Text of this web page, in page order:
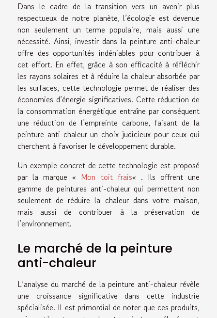
Dans le cadre de la transition vers un avenir plus
respectueux de notre planète, l’écologie est devenue
non seulement un terme populaire, mais aussi une
nécessité. Ainsi, investir dans la peinture anti-chaleur
offre des opportunités indéniables pour contribuer à
cet effort. En effet, grâce à son efficacité à réfléchir
les rayons solaires et à réduire la chaleur absorbée par
les surfaces, cette technologie permet de réaliser des
économies d’énergie significatives. Cette réduction de
la consommation énergétique entraîne par conséquent
une réduction de l’empreinte carbone, faisant de la
peinture anti-chaleur un choix judicieux pour ceux qui
cherchent à favoriser le développement durable.
Un exemple concret de cette technologie est proposé
par la marque « Mon toit frais« . Ils offrent une
gamme de peintures anti-chaleur qui permettent non
seulement de réduire la chaleur dans votre maison,
mais aussi de contribuer à la préservation de
l’environnement.
Le marché de la peinture
anti-chaleur
L’analyse du marché de la peinture anti-chaleur révèle
une croissance significative dans cette industrie
spécialisée. Il est primordial de noter que ces produits,